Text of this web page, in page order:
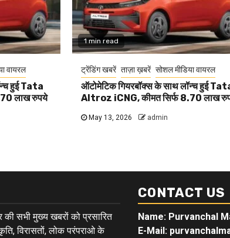
वायरल
हुई Tata
लाख रुपये
1 min read
ट्रेंडिंग खबरें ताज़ा ख़बरें सोशल मीडिया वायरल
ऑटोमेटिक गियरबॉक्स के साथ लॉन्च हुई
Altroz iCNG, कीमत सिर्फ 8.70 लाख
May 13, 2026 admin
की सभी मुख्य खबरों को प्रसारित
विरासतों, लोक परंपराओ के
CONTACT US
Name: Purvanchal
E-Mail: